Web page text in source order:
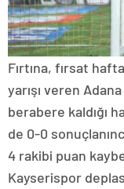
Fırtına, fırsat
yarışı veren
berabere kaldığı
de 0-0
4 rakibi puan
Kayserispor